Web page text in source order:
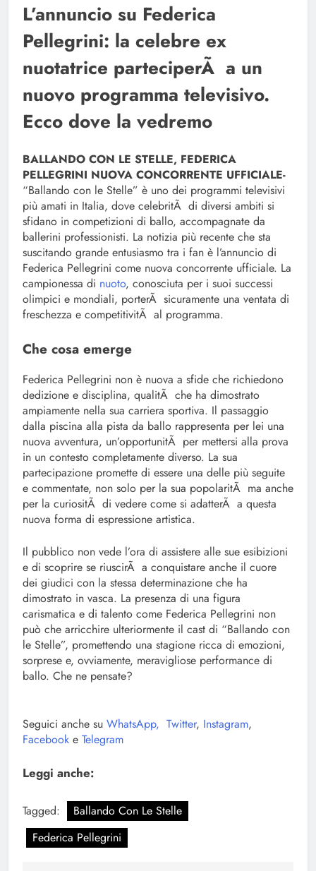
L’annuncio su Federica
Pellegrini: la celebre ex
nuotatrice parteciperÃ a un
nuovo programma televisivo.
Ecco dove la vedremo
BALLANDO CON LE STELLE, FEDERICA
PELLEGRINI NUOVA CONCORRENTE UFFICIALE-
“Ballando con le Stelle” è uno dei programmi televisivi
più amati in Italia, dove celebritÃ di diversi ambiti si
sfidano in competizioni di ballo, accompagnate da
ballerini professionisti. La notizia più recente che sta
suscitando grande entusiasmo tra i fan è l’annuncio di
Federica Pellegrini come nuova concorrente ufficiale. La
campionessa di nuoto, conosciuta per i suoi successi
olimpici e mondiali, porterÃ sicuramente una ventata di
freschezza e competitivitÃ al programma.
Che cosa emerge
Federica Pellegrini non è nuova a sfide che richiedono
dedizione e disciplina, qualitÃ che ha dimostrato
ampiamente nella sua carriera sportiva. Il passaggio
dalla piscina alla pista da ballo rappresenta per lei una
nuova avventura, un’opportunitÃ per mettersi alla prova
in un contesto completamente diverso. La sua
partecipazione promette di essere una delle più seguite
e commentate, non solo per la sua popolaritÃ ma anche
per la curiositÃ di vedere come si adatterÃ a questa
nuova forma di espressione artistica.
Il pubblico non vede l’ora di assistere alle sue esibizioni
e di scoprire se riuscirÃ a conquistare anche il cuore
dei giudici con la stessa determinazione che ha
dimostrato in vasca. La presenza di una figura
carismatica e di talento come Federica Pellegrini non
può che arricchire ulteriormente il cast di “Ballando con
le Stelle”, promettendo una stagione ricca di emozioni,
sorprese e, ovviamente, meravigliose performance di
ballo. Che ne pensate?
Seguici anche su WhatsApp, Twitter, Instagram,
Facebook e Telegram
Leggi anche:
Tagged:
Ballando Con Le Stelle
Federica Pellegrini